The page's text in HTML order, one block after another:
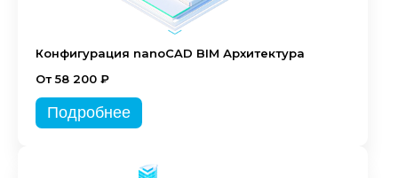
Конфигурация nanoCAD BIM Архитектура
От 58 200 ₽
Подробнее